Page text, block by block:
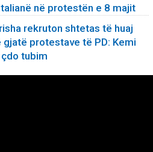
në protestën e 8 majit
rekruton shtetas të huaj
protestave të PD: Kemi
tubim